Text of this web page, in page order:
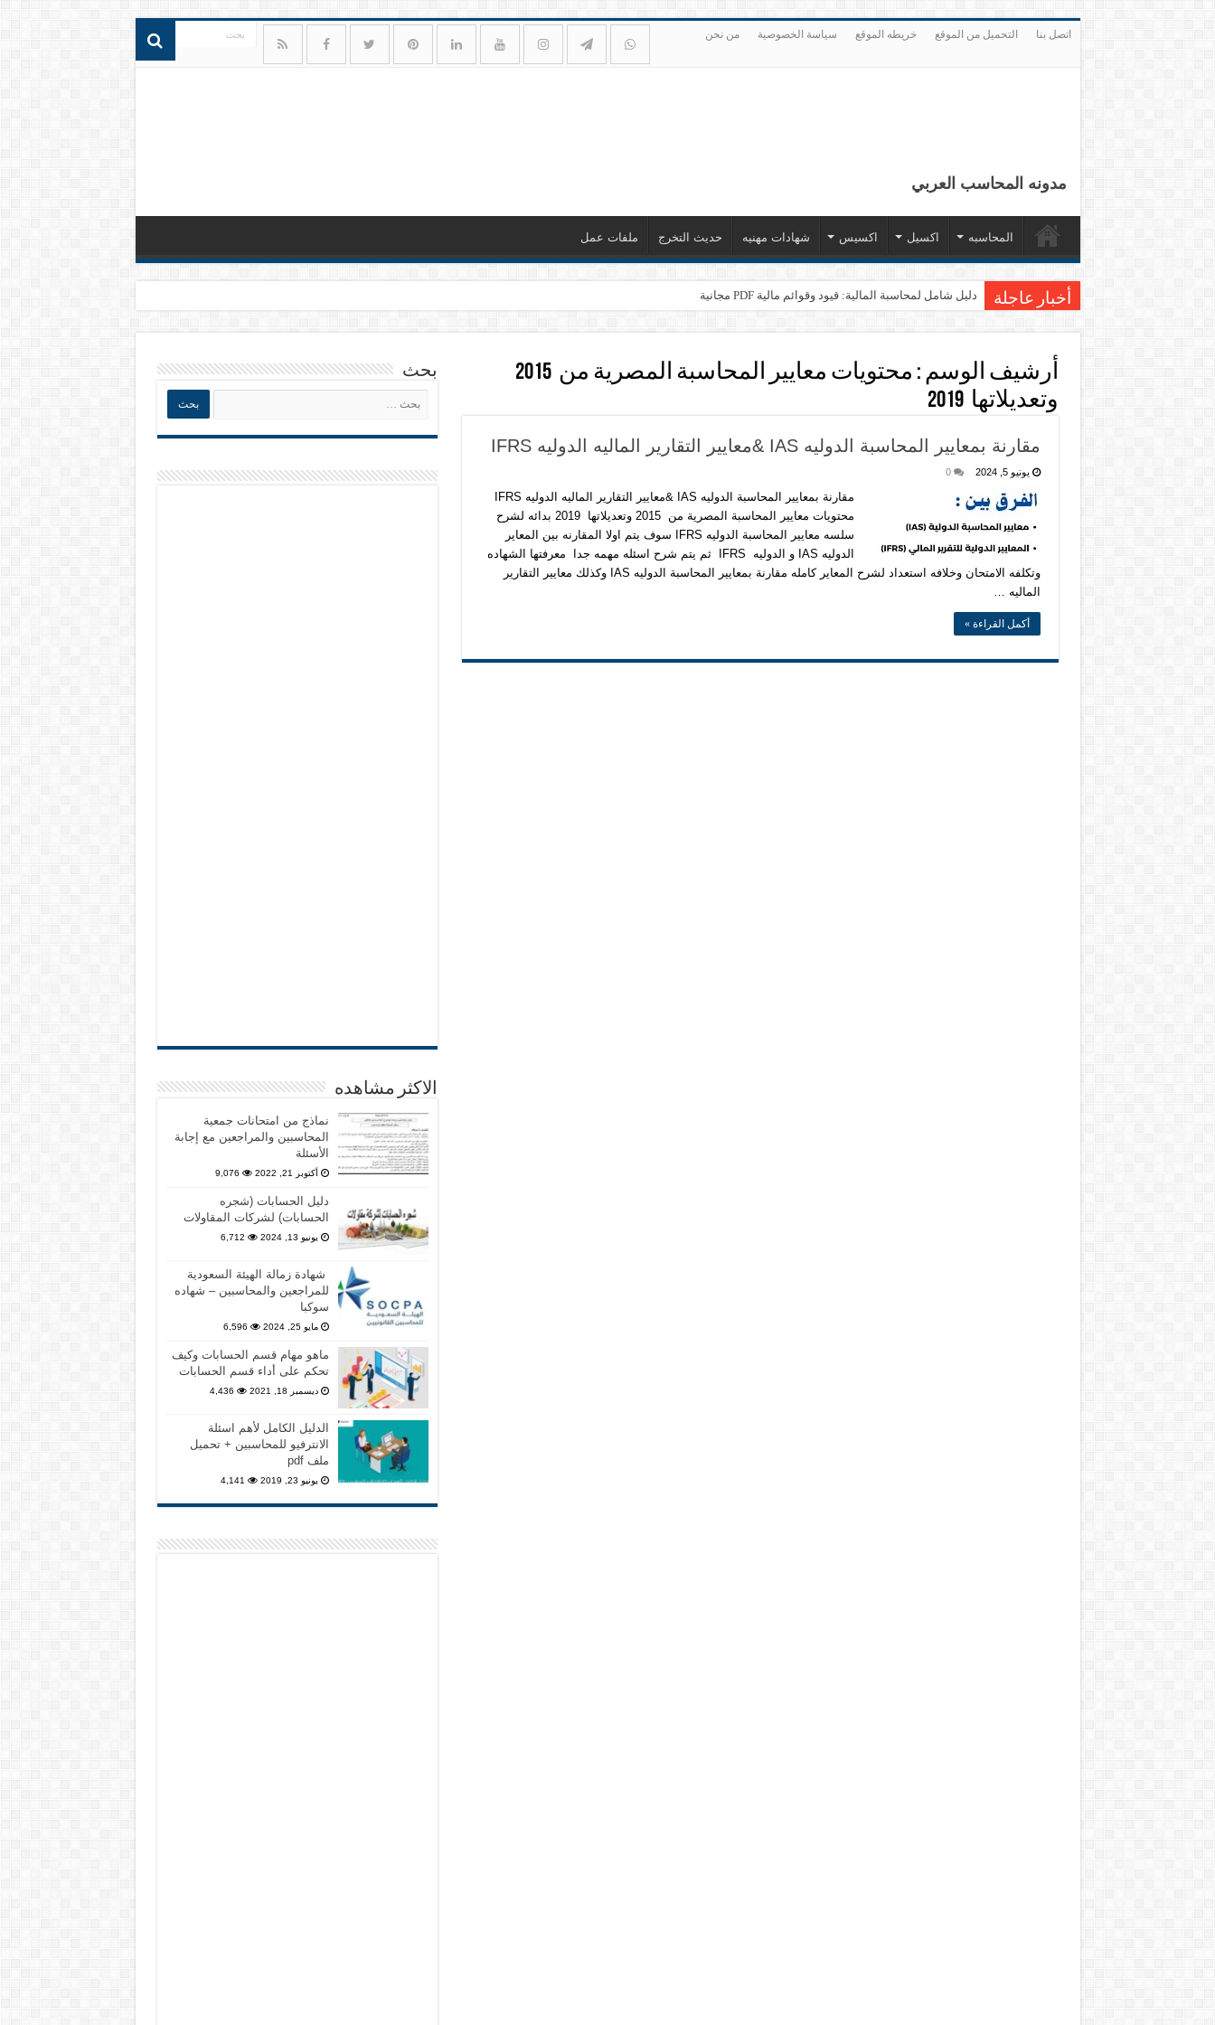
اتصل بنا التحميل من الموقع خريطه الموقع سياسة الخصوصية من نحن
مدونه المحاسب العربي
المحاسبه اكسيل اكسيس شهادات مهنيه حديث التخرج ملفات عمل
أخبار عاجلة دليل شامل لمحاسبة المالية: قيود وقوائم مالية PDF مجانية
أرشيف الوسم :
محتويات معايير المحاسبة المصرية من 2015
وتعديلاتها 2019
مقارنة بمعايير المحاسبة الدوليه IAS &معايير التقارير الماليه الدوليه IFRS
يونيو 5, 2024 0
مقارنة بمعايير المحاسبة الدوليه IAS &معايير التقارير الماليه الدوليه IFRS
محتويات معايير المحاسبة المصرية من 2015 وتعديلاتها 2019 بدائه لشرح
سلسه معايير المحاسبة الدوليه IFRS سوف يتم اولا المقارنه بين المعاير
الدوليه IAS و الدوليه IFRS ثم يتم شرح اسئله مهمه جدا معرفتها الشهاده
وتكلفه الامتحان وخلافه استعداد لشرح المعاير كامله مقارنة بمعايير المحاسبة الدوليه IAS وكذلك معايير التقارير
الماليه …
أكمل القراءة »
بحث
الاكثر مشاهده
نماذج من امتحانات جمعية
المحاسبين والمراجعين مع إجابة
الأسئلة
أكتوبر 21, 2022 9,076
دليل الحسابات (شجره
الحسابات) لشركات المقاولات
يونيو 13, 2024 6,712
شهادة زمالة الهيئة السعودية
للمراجعين والمحاسبين – شهاده
سوكبا
مايو 25, 2024 6,596
ماهو مهام قسم الحسابات وكيف
تحكم على أداء قسم الحسابات
ديسمبر 18, 2021 4,436
الدليل الكامل لأهم اسئلة
الانترفيو للمحاسبين + تحميل
ملف pdf
يونيو 23, 2019 4,141